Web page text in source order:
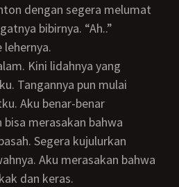
dengan segera melumat
bibirnya. “Ah..”
Tangannya pun mulai
Aku benar-benar
merasakan bahwa
Segera kujulurkan
Aku merasakan bahwa
dan keras.